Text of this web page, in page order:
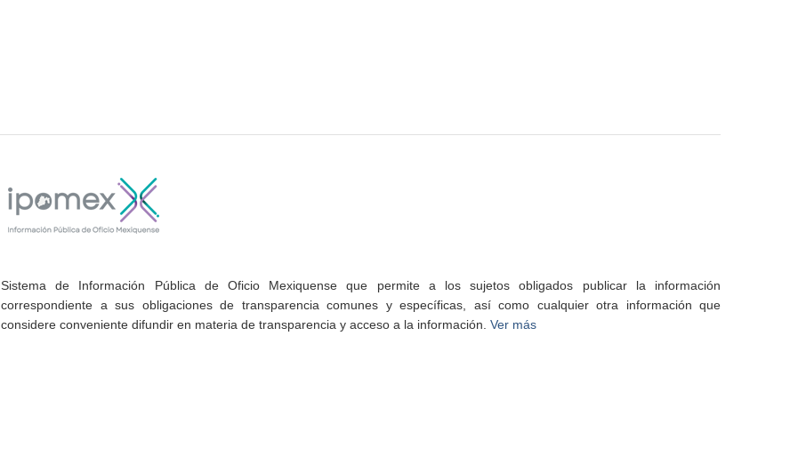
Sistema de Información Pública de Oficio Mexiquense que permite a los sujetos obligados publicar la información
correspondiente a sus obligaciones de transparencia comunes y específicas, así como cualquier otra información que
considere conveniente difundir en materia de transparencia y acceso a la información. Ver más